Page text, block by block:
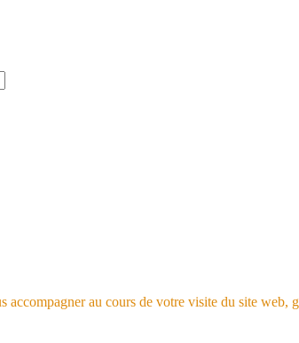
accompagner au cours de votre visite du site web,